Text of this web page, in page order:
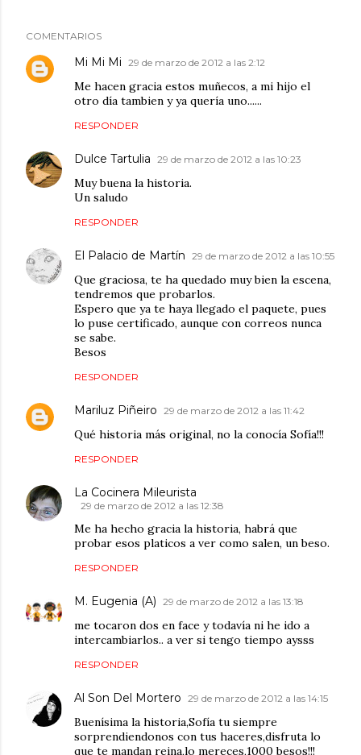
COMENTARIOS
Mi Mi Mi 29 de marzo de 2012 a las 2:12
Me hacen gracia estos muñecos, a mi hijo el
otro día tambien y ya quería uno......
RESPONDER
Dulce Tartulia 29 de marzo de 2012 a las 10:23
Muy buena la historia.
Un saludo
RESPONDER
El Palacio de Martín 29 de marzo de 2012 a las 10:55
Que graciosa, te ha quedado muy bien la escena,
tendremos que probarlos.
Espero que ya te haya llegado el paquete, pues
lo puse certificado, aunque con correos nunca
se sabe.
Besos
RESPONDER
Mariluz Piñeiro 29 de marzo de 2012 a las 11:42
Qué historia más original, no la conocía Sofía!!!
RESPONDER
La Cocinera Mileurista
29 de marzo de 2012 a las 12:38
Me ha hecho gracia la historia, habrá que
probar esos platicos a ver como salen, un beso.
RESPONDER
M. Eugenia (A) 29 de marzo de 2012 a las 13:18
me tocaron dos en face y todavía ni he ido a
intercambiarlos.. a ver si tengo tiempo aysss
RESPONDER
Al Son Del Mortero 29 de marzo de 2012 a las 14:15
Buenísima la historia,Sofía tu siempre
sorprendiendonos con tus haceres,disfruta lo
que te mandan reina,lo mereces,1000 besos!!!